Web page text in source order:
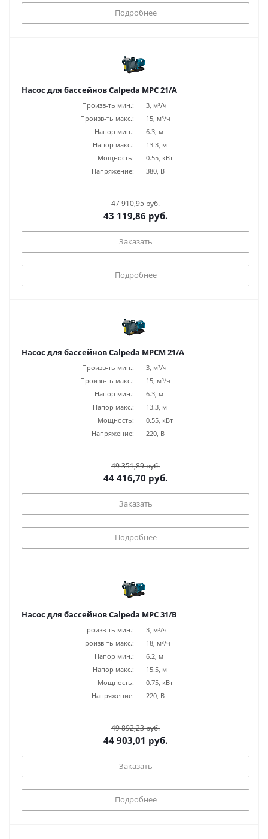
Подробнее
Насос для бассейнов Calpeda MPC 21/A
Произв-ть мин.:
3, м³/ч
Произв-ть макс.:
15, м³/ч
Напор мин.:
6.3, м
Напор макс.:
13.3, м
Мощность:
0.55, кВт
Напряжение:
380, В
47 910,95 руб.
43 119,86 руб.
Заказать
Подробнее
Насос для бассейнов Calpeda MPCM 21/A
Произв-ть мин.:
3, м³/ч
Произв-ть макс.:
15, м³/ч
Напор мин.:
6.3, м
Напор макс.:
13.3, м
Мощность:
0.55, кВт
Напряжение:
220, В
49 351,89 руб.
44 416,70 руб.
Заказать
Подробнее
Насос для бассейнов Calpeda MPC 31/B
Произв-ть мин.:
3, м³/ч
Произв-ть макс.:
18, м³/ч
Напор мин.:
6.2, м
Напор макс.:
15.5, м
Мощность:
0.75, кВт
Напряжение:
220, В
49 892,23 руб.
44 903,01 руб.
Заказать
Подробнее